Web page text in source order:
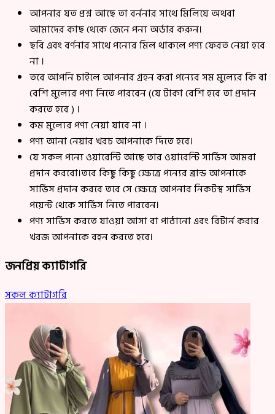
আপনার যত প্রশ্ন আছে তা বর্ননার সাথে মিলিয়ে অথবা
আমাদের কাছ থেকে জেনে পন্য অর্ডার করুন।
ছবি এবং বর্ণনার সাথে পন্যের মিল থাকলে পণ্য ফেরত নেয়া হবে
না ।
তবে আপনি চাইলে আপনার গ্রহন করা পন্যের সম মুল্যের কি বা
বেশি মুল্যের পণ্য নিতে পারবেন (যে টাকা বেশি হবে তা প্রদান
করতে হবে ) ।
কম মুল্যের পণ্য নেয়া যাবে না ।
পণ্য আনা নেয়ার খরচ আপনাকে দিতে হবে।
যে সকল পন্যে ওয়ারেন্টি আছে তার ওয়ারেন্টি সার্ভিস আমরা
প্রদান করবো।তবে কিছু কিছু ক্ষেত্রে পন্যের ব্রান্ড আপনাকে
সার্ভিস প্রদান করবে তবে সে ক্ষেত্রে আপনার নিকটস্থ সার্ভিস
পয়েন্ট থেকে সার্ভিস নিতে পারবেন।
পণ্য সার্ভিস করতে যাওয়া আসা বা পাঠানো এবং রিটার্ন করার
খরজ আপনাকে বহন করতে হবে।
জনপ্রিয় ক্যাটাগরি
সকল ক্যাটাগরি